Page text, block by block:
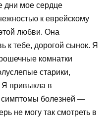
дни мое сердце
к еврейскому
любви. Она
к тебе, дорогой сынок. Я
комнатки
старики,
Я привыкла в
симптомы болезней —
не могу так смотреть в